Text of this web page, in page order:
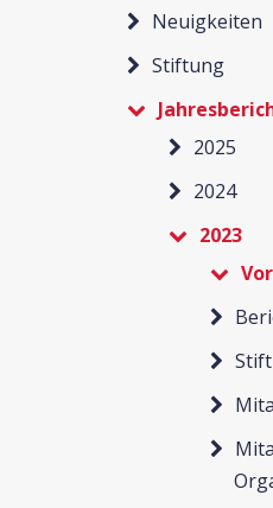
Neuigkeiten
Stiftung
2025
2024
2023